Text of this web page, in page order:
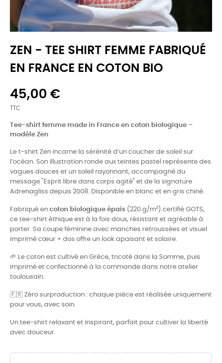
ZEN - TEE SHIRT FEMME FABRIQUÉ
EN FRANCE EN COTON BIO
45,00 €
TTC
Tee-shirt femme made in France en coton biologique –
modèle Zen
Le t-shirt Zen incarne la sérénité d’un coucher de soleil sur
l’océan. Son illustration ronde aux teintes pastel représente des
vagues douces et un soleil rayonnant, accompagné du
message "Esprit libre dans corps agité" et de la signature
Adrenagliss depuis 2008. Disponible en blanc et en gris chiné.
Fabriqué en coton biologique épais (220 g/m²) certifié GOTS,
ce tee-shirt éthique est à la fois doux, résistant et agréable à
porter. Sa coupe féminine avec manches retroussées et visuel
imprimé cœur + dos offre un look apaisant et solaire.
🌱 Le coton est cultivé en Grèce, tricoté dans la Somme, puis
imprimé et confectionné à la commande dans notre atelier
toulousain.
🇫🇷 Zéro surproduction : chaque pièce est réalisée uniquement
pour vous, avec soin.
Un tee-shirt relaxant et inspirant, parfait pour cultiver la liberté
avec douceur.